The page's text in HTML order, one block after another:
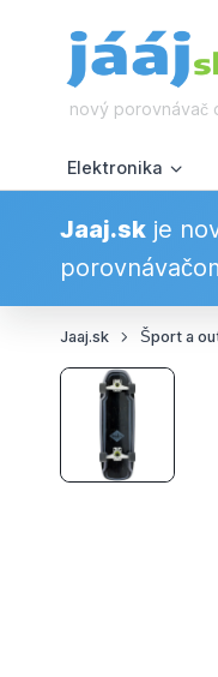
nový porovnávač
Elektronika
Jaaj.skje
Jaaj.sk Šport a